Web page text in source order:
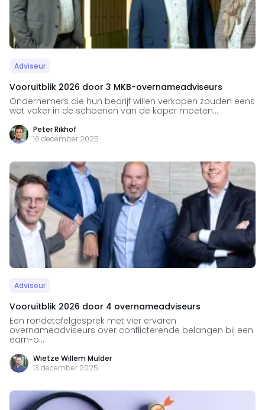
Adviseur
Vooruitblik 2026 door 3 MKB-overnameadviseurs
Ondernemers die hun bedrijf willen verkopen zouden eens
wat vaker in de schoenen van de koper moeten...
Peter Rikhof
16 december 2025
Adviseur
Vooruitblik 2026 door 4 overnameadviseurs
Een rondetafelgesprek met vier ervaren
overnameadviseurs over conflicterende belangen bij een
earn-o...
Wietze Willem Mulder
13 december 2025